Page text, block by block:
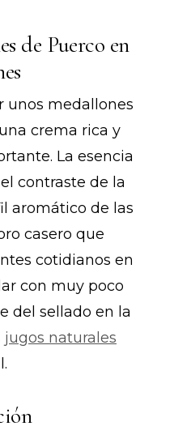
de Puerco en
unos medallones
crema rica y
La esencia
contraste de la
aromático de las
casero que
cotidianos en
con muy poco
del sellado en la
jugos naturales